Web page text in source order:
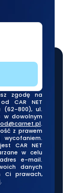
zgodę na
CAR NET
(62-800), ul.
w dowolnym
.
z prawem
CAR NET
w celu
e-mail.
danych
Ci prawach,
.